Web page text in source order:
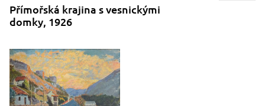
Přímořská krajina s vesnickými
domky, 1926